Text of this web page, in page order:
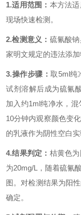
1.适用范围： 本方法
现场快速检测。
2.检测意义： 硫氰酸
家明文规定的违法添加
3.操作步骤： 取5ml纯
试剂溶解后成为硫氰
加入约1ml纯净水，
10分钟内观察颜色变
的乳液作为阴性空白实
4.结果判定： 桔黄色
为20mg/L，随着硫氰
图。对检测结果为阳
确定。